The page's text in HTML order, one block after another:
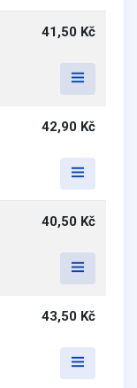
41,50 Kč
42,90 Kč
40,50 Kč
43,50 Kč